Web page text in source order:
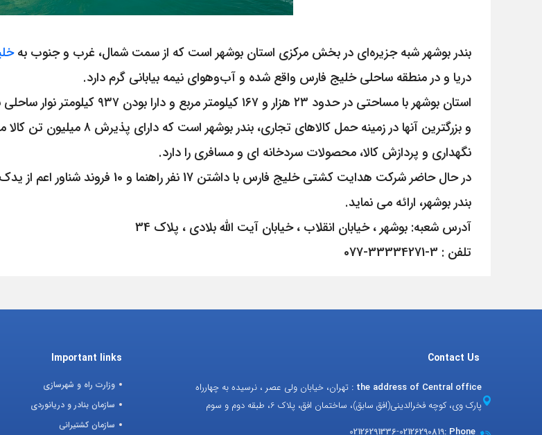
بندر بوشهر شبه‌ جزیره‌ای در بخش مرکزی استان بوشهر است که از سمت شمال، غرب و جنوب به
دریا و در منطقه ساحلی خلیج فارس واقع شده و آب‌وهوای نیمه بیابانی گرم دارد.
استان بوشهر با مساحتی در حدود ۲۳
و بزرگترین آنها در زمینه حمل
نگهداری و پردازش کالا، محصولات سردخانه ای و مسافری را دارد.
در حال حاضر شرکت هدایت کشتی خلیج
بندر بوشهر، ارائه می نماید.
آدرس شعبه: بوشهر ، خیابان انقلاب ، خیابان آیت الله بلادی ، پلاک 34
تلفن : 3-33334271-077
Contact Us
the address of Central office : تهران، خیابان ولی عصر ، نرسیده به چهارراه
پارک وی، کوچه فخرالدینی(افق سابق)، ساختمان افق، پلاک 6، طبقه دوم و سوم
Important links
وزارت راه و شهرسازی
سازمان بنادر و دریانوردی
سازمان کشتیرانی